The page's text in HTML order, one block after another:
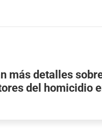
más detalles
del homicidio